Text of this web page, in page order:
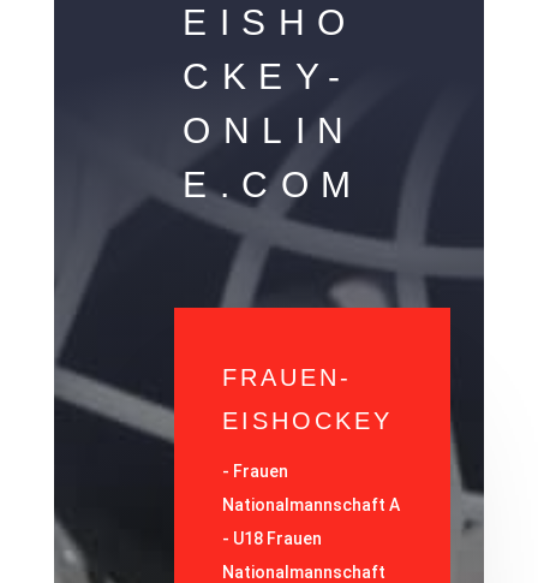
EISHO
CKEY-
ONLIN
E.COM
FRAUEN-
EISHOCKEY
- Frauen
Nationalmannschaft A
- U18 Frauen
Nationalmannschaft